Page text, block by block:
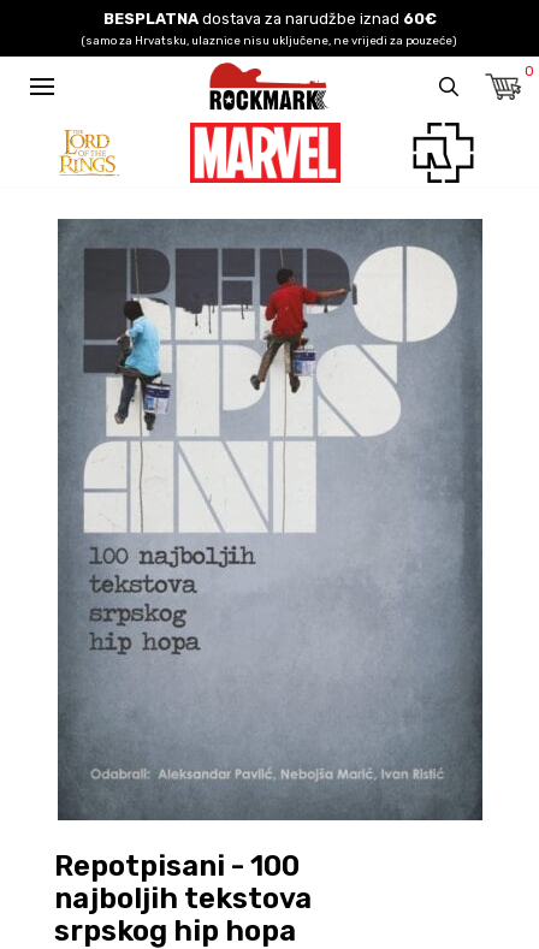
BESPLATNAdostava za narudžbe iznad 60€
(samo za Hrvatsku, ulaznice nisu uključene, ne vrijedi za pouzeće)
0
Repotpisani - 100
najboljih tekstova
srpskog hip hopa